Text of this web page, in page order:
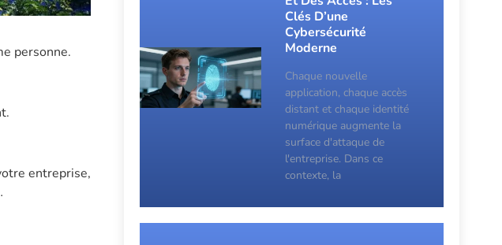
personne.
entreprise,
Clés D’une
Cybersécurité
Moderne
Chaque nouvelle
application, chaque accès
distant et chaque identité
numérique augmente la
surface d'attaque de
l'entreprise. Dans ce
contexte, la